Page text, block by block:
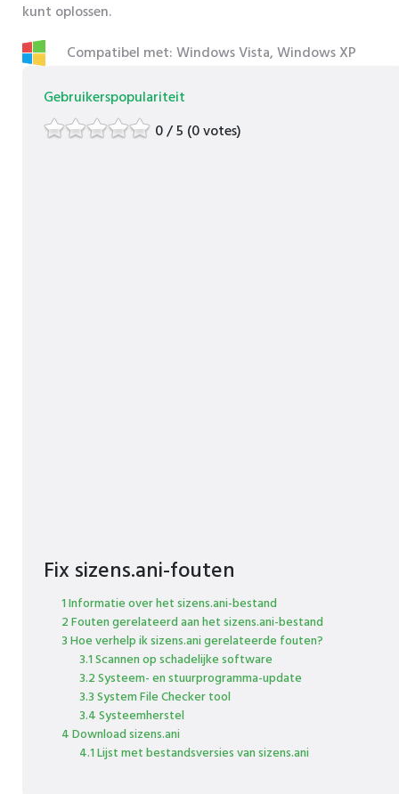
kunt oplossen.
Compatibel met: Windows Vista, Windows XP
Gebruikerspopulariteit
0 / 5 (0 votes)
Fix sizens.ani-fouten
1 Informatie over het sizens.ani-bestand
2 Fouten gerelateerd aan het sizens.ani-bestand
3 Hoe verhelp ik sizens.ani gerelateerde fouten?
3.1 Scannen op schadelijke software
3.2 Systeem- en stuurprogramma-update
3.3 System File Checker tool
3.4 Systeemherstel
4 Download sizens.ani
4.1 Lijst met bestandsversies van sizens.ani